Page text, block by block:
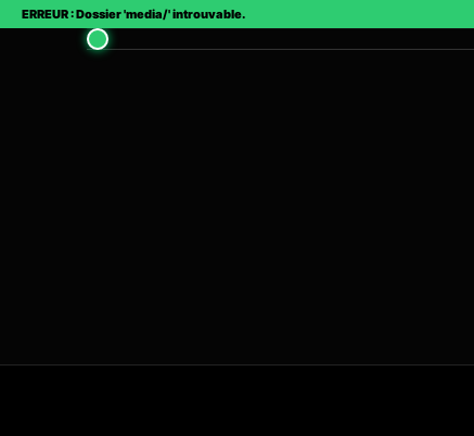
ERREUR : Dossier 'media/' introuvable.